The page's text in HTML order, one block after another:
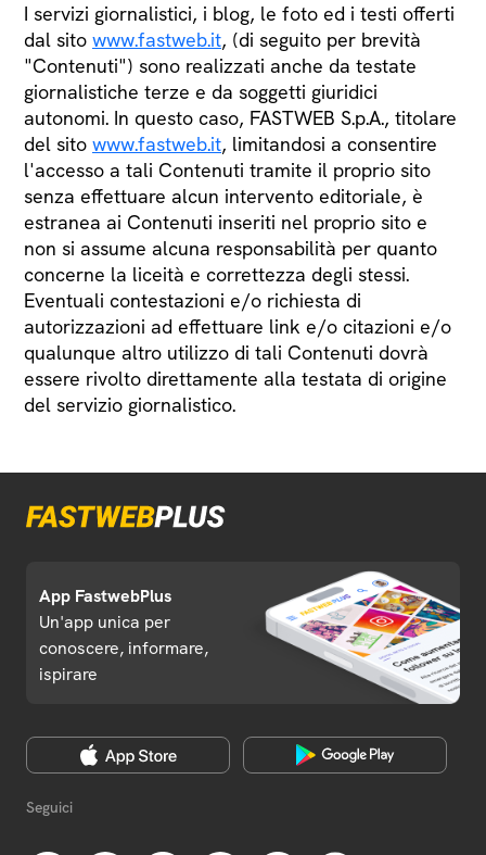
I servizi giornalistici, i blog, le foto ed i testi offerti
dal sito www.fastweb.it, (di seguito per brevità
"Contenuti") sono realizzati anche da testate
giornalistiche terze e da soggetti giuridici
autonomi. In questo caso, FASTWEB S.p.A., titolare
del sito www.fastweb.it, limitandosi a consentire
l'accesso a tali Contenuti tramite il proprio sito
senza effettuare alcun intervento editoriale, è
estranea ai Contenuti inseriti nel proprio sito e
non si assume alcuna responsabilità per quanto
concerne la liceità e correttezza degli stessi.
Eventuali contestazioni e/o richiesta di
autorizzazioni ad effettuare link e/o citazioni e/o
qualunque altro utilizzo di tali Contenuti dovrà
essere rivolto direttamente alla testata di origine
del servizio giornalistico.
App FastwebPlus
Un'app unica per
conoscere, informare,
ispirare
Seguici